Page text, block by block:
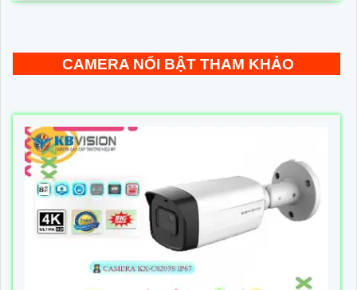
CAMERA NỔI BẬT THAM KHẢO